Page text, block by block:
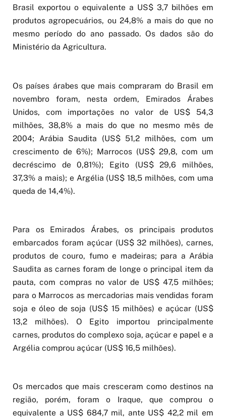
Brasil exportou o equivalente a US$ 3,7 bilhões em
produtos agropecuários, ou 24,8% a mais do que no
mesmo período do ano passado. Os dados são do
Ministério da Agricultura.
Os países árabes que mais compraram do Brasil em
novembro foram, nesta ordem, Emirados Árabes
Unidos, com importações no valor de US$ 54,3
milhões, 38,8% a mais do que no mesmo mês de
2004; Arábia Saudita (US$ 51,2 milhões, com um
crescimento de 6%); Marrocos (US$ 29,8, com um
decréscimo de 0,81%); Egito (US$ 29,6 milhões,
37,3% a mais); e Argélia (US$ 18,5 milhões, com uma
queda de 14,4%).
Para os Emirados Árabes, os principais produtos
embarcados foram açúcar (US$ 32 milhões), carnes,
produtos de couro, fumo e madeiras; para a Arábia
Saudita as carnes foram de longe o principal item da
pauta, com compras no valor de US$ 47,5 milhões;
para o Marrocos as mercadorias mais vendidas foram
soja e óleo de soja (US$ 15 milhões) e açúcar (US$
13,2 milhões). O Egito importou principalmente
carnes, produtos do complexo soja, açúcar e papel e a
Argélia comprou açúcar (US$ 16,5 milhões).
Os mercados que mais cresceram como destinos na
região, porém, foram o Iraque, que comprou o
equivalente a US$ 684,7 mil, ante US$ 42,2 mil em